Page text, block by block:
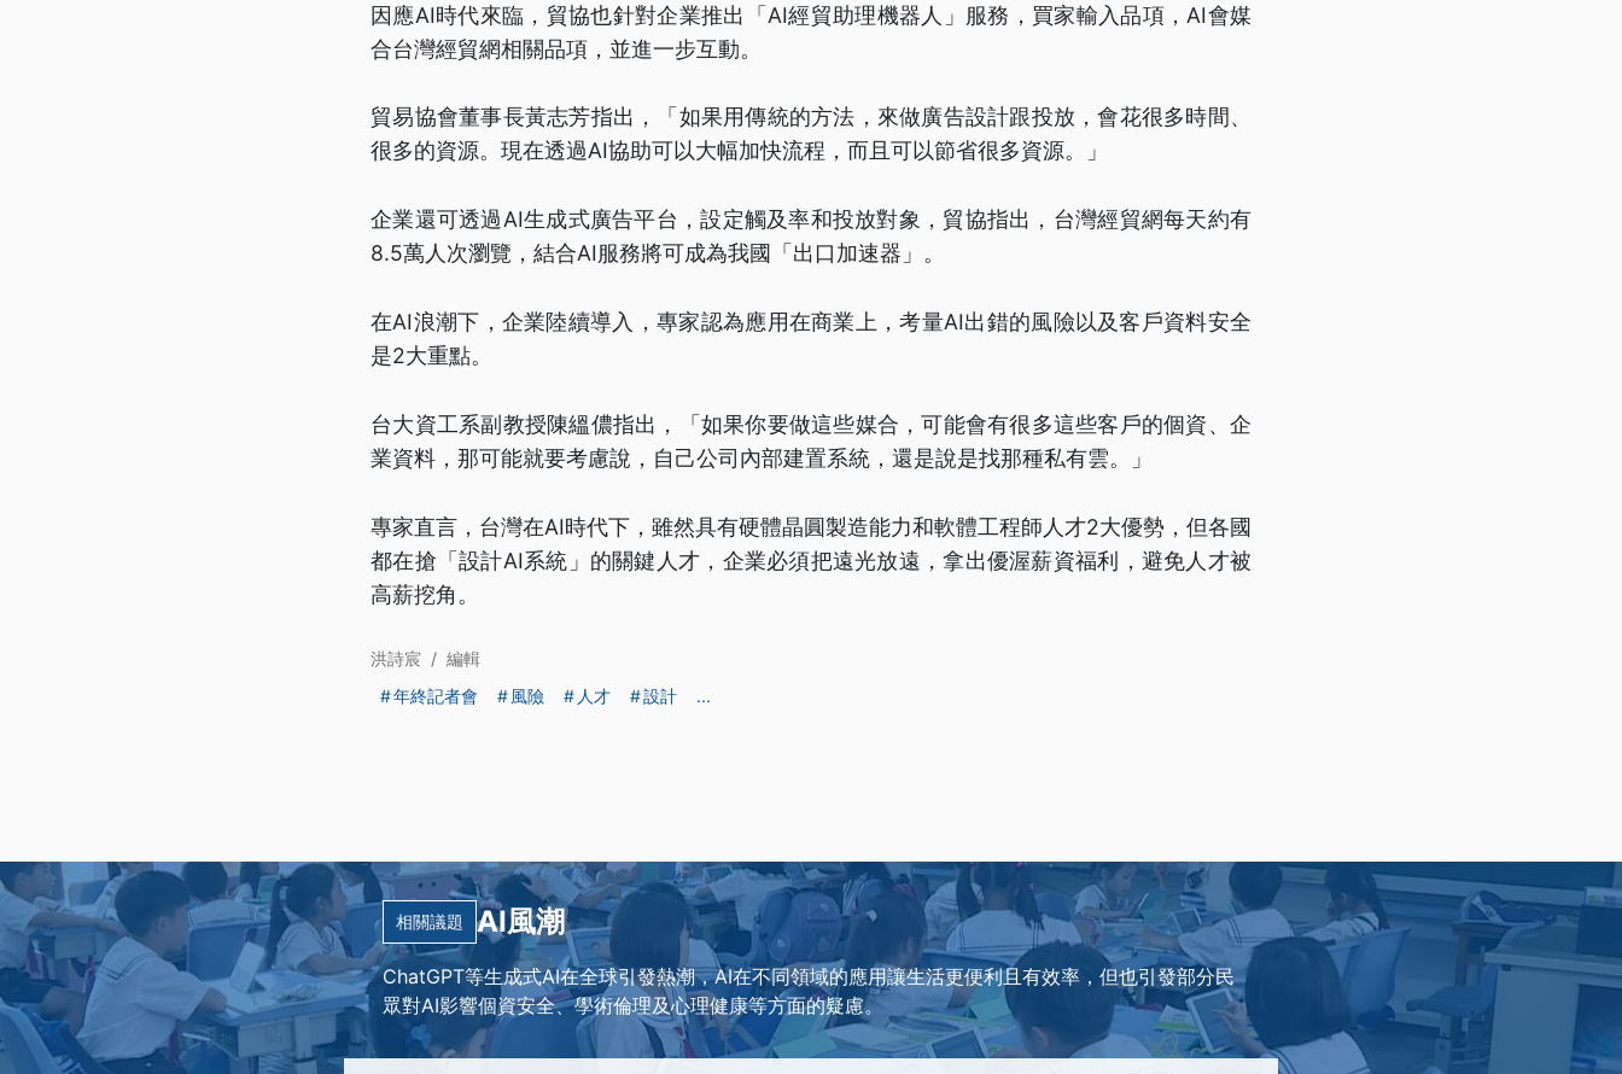
因應AI時代來臨，貿協也針對企業推出「AI經貿助理機器人」服務，買家輸入品項，AI會媒
合台灣經貿網相關品項，並進一步互動。
貿易協會董事長黃志芳指出，「如果用傳統的方法，來做廣告設計跟投放，會花很多時間、
很多的資源。現在透過AI協助可以大幅加快流程，而且可以節省很多資源。」
企業還可透過AI生成式廣告平台，設定觸及率和投放對象，貿協指出，台灣經貿網每天約有
8.5萬人次瀏覽，結合AI服務將可成為我國「出口加速器」。
在AI浪潮下，企業陸續導入，專家認為應用在商業上，考量AI出錯的風險以及客戶資料安全
是2大重點。
台大資工系副教授陳縕儂指出，「如果你要做這些媒合，可能會有很多這些客戶的個資、企
業資料，那可能就要考慮說，自己公司內部建置系統，還是說是找那種私有雲。」
專家直言，台灣在AI時代下，雖然具有硬體晶圓製造能力和軟體工程師人才2大優勢，但各國
都在搶「設計AI系統」的關鍵人才，企業必須把遠光放遠，拿出優渥薪資福利，避免人才被
高薪挖角。
洪詩宸 / 編輯
年終記者會
風險 人才 設計 ...
相關議題 AI風潮
ChatGPT等生成式AI在全球引發熱潮，AI在不同領域的應用讓生活更便利且有效率，但也引發部分民
眾對AI影響個資安全、學術倫理及心理健康等方面的疑慮。